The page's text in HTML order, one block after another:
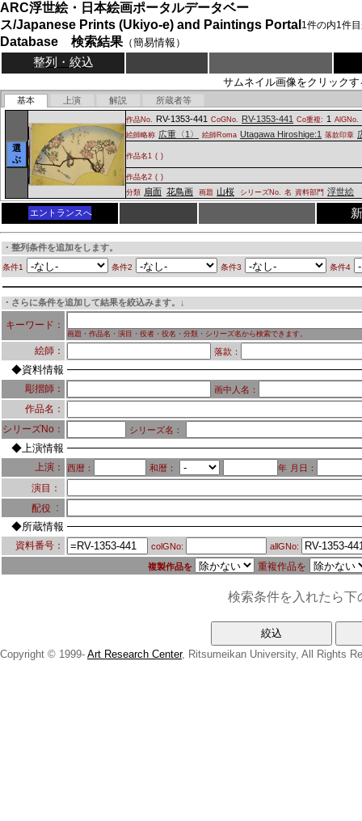
ARC浮世絵・日本絵画ポータルデータベー
ス/Japanese Prints (Ukiyo-e) and Paintings Portal
Database 検索結果（簡易情報）
1件の内1件
整列・絞込
サムネイル画像をクリック
基本 上演 解説 所蔵者等
選
ぶ
作品No. RV-1353-441 CoGNo. RV-1353-441 Co重複: 1
AlGNo.
絵師略称 広重〈1〉 絵師Roma Utagawa Hiroshige:1 落款印章
作品名1 ( )
作品名2 ( )
分類 扇面 花鳥画 画題 山桜 シリーズNo. 名 資料部門 浮世絵
エントランスへ
・整列条件を追加をします。
条件1 条件2 条件3 条件4
・さらに条件を追加して結果を絞込みます。↓
キーワード：
画題・作品名・演目・役者・役名・分類・シリーズ名から検索できます。
絵師： 落款：
◆資料情報
彫摺師： 画中人名：
作品名：
シリーズNo：
シリーズ名：
◆上演情報
上演： 西暦： 和暦： 年 月日：
演目：
配役 ：
◆所蔵情報
資料番号： colGNo: allGNo:
複製作品を 重複作品を
検索条件を入れたら
Copyright © 1999- Art Research Center, Ritsumeikan University, All Rights